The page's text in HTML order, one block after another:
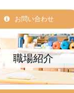
お問い合わせ
職場紹介